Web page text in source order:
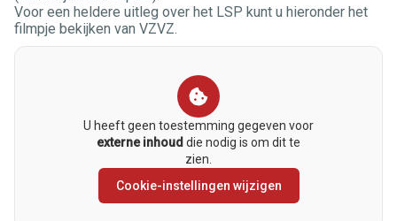
Voor een heldere uitleg over het LSP kunt u hieronder het
filmpje bekijken van VZVZ.
U heeft geen toestemming gegeven voor
externe inhoud die nodig is om dit te
zien.
Cookie-instellingen wijzigen